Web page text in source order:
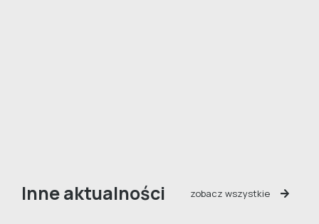
Inne aktualności zobacz wszystkie